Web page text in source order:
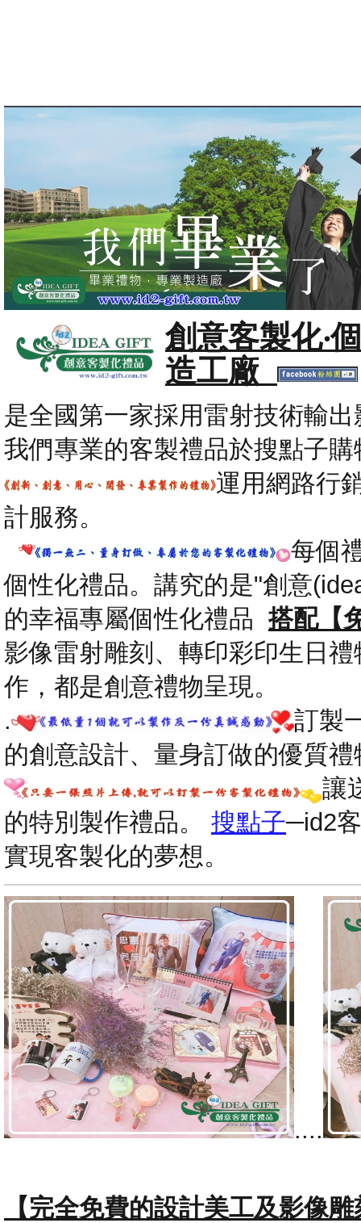
創意客製化‧
造工廠
是全國第一家採用雷射技術輸
我們專業的客製禮品於搜點子
運用網路行
計服務。
每個
個性化禮品。講究的是"創意
的幸福專屬個性化禮品搭配【
影像雷射雕刻、轉印彩印生日禮
作，都是創意禮物呈現。
.
訂製
的創意設計、量身訂做的優質禮
讓
的特別製作禮品。 搜點子─id2
實現客製化的夢想。
....
【完全免費的設計美工及影像